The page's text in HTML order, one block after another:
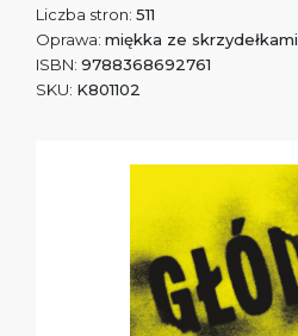
Liczba stron: 511
Oprawa: miękka ze skrzydełkami
ISBN: 9788368692761
SKU: K801102